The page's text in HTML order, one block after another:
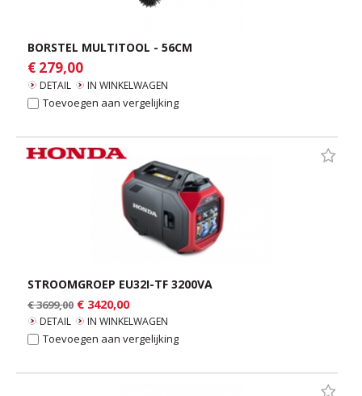
BORSTEL MULTITOOL - 56CM
€ 279,00
DETAIL IN WINKELWAGEN
Toevoegen aan vergelijking
STROOMGROEP EU32I-TF 3200VA
€ 3699,00 € 3420,00
DETAIL IN WINKELWAGEN
Toevoegen aan vergelijking